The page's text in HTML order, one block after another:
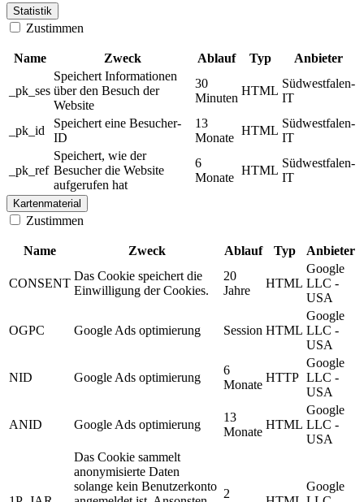
Statistik
Zustimmen
Name Zweck Ablauf Typ Anbieter
_pk_ses
Speichert Informationen
über den Besuch der
Website
30
Minuten
HTML
Südwestfalen-
IT
_pk_id
Speichert eine Besucher-
ID
13
Monate
HTML
Südwestfalen-
IT
_pk_ref
Speichert, wie der
Besucher die Website
aufgerufen hat
6
Monate
HTML
Südwestfalen-
IT
Kartenmaterial
Zustimmen
Name Zweck Ablauf Typ Anbieter
CONSENT
Das Cookie speichert die
Einwilligung der Cookies.
20
Jahre
HTML
Google
LLC -
USA
OGPC Google Ads optimierung Session HTML
Google
LLC -
USA
NID Google Ads optimierung
6
Monate
HTTP
Google
LLC -
USA
ANID Google Ads optimierung
13
Monate
HTML
Google
LLC -
USA
Das Cookie sammelt
anonymisierte Daten
solange kein Benutzerkonto
2
Google